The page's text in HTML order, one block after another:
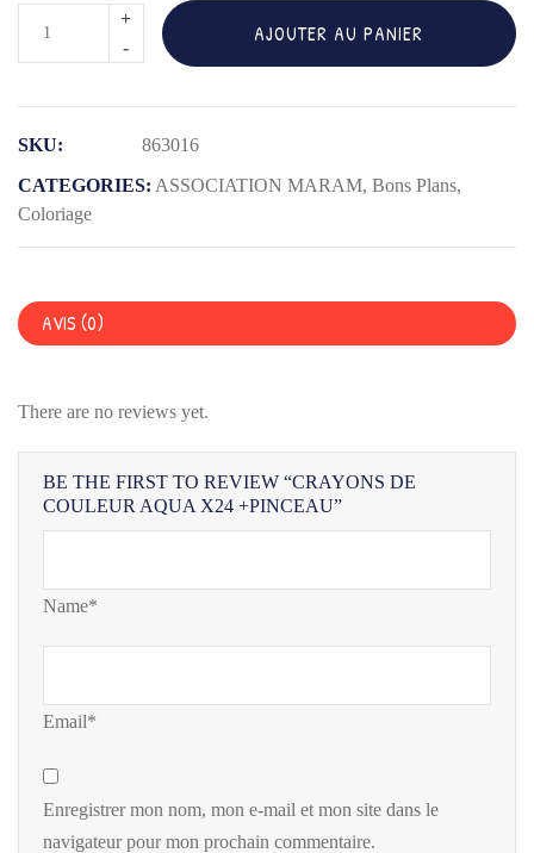
COULEUR
AQUA
X24
+PINCEAU
AJOUTER AU PANIER
SKU:
863016
CATEGORIES: ASSOCIATION MARAM, Bons Plans,
Coloriage
AVIS (0)
There are no reviews yet.
BE THE FIRST TO REVIEW “CRAYONS DE
COULEUR AQUA X24 +PINCEAU”
Name*
Email*
Enregistrer mon nom, mon e-mail et mon site dans le
navigateur pour mon prochain commentaire.